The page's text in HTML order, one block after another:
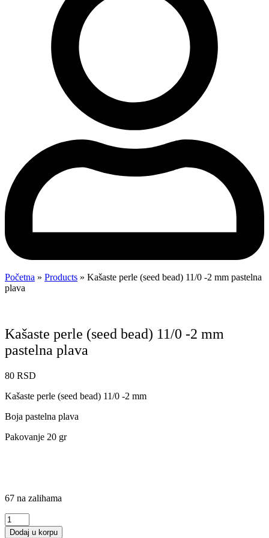
Početna » Products » Kašaste perle (seed bead) 11/0 -2 mm pastelna
plava
Kašaste perle (seed bead) 11/0 -2 mm
pastelna plava
80 RSD
Kašaste perle (seed bead) 11/0 -2 mm
Boja pastelna plava
Pakovanje 20 gr
67 na zalihama
Kašaste
perle
Dodaj u korpu